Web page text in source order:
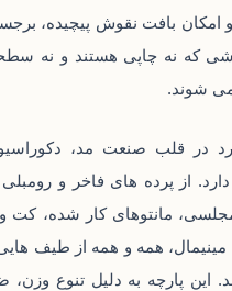
امکان بافت نقوش پیچیده،
که نه چاپی‌ هستند و نه
می‌ شوند.
در قلب صنعت مد،
از پرده‌ های فاخر و
مانتوهای کار شده، کت
همه و همه از طیف ‌هایی
این پارچه به دلیل تنوع